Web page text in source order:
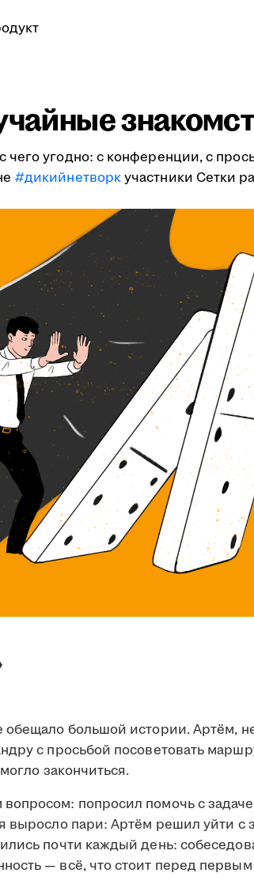
угодно: с конференции, с
#дикийнетворкучастники Сетки
обещало большой истории. Артём,
с просьбой посоветовать
закончиться.
попросил помочь с
выросло пари: Артём решил уйти с
почти каждый день:
— всё, что стоит перед